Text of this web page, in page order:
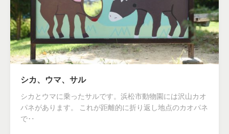
シカ、ウマ、サル
シカとウマに乗ったサルです。浜松市動物園には沢山カオ
パネがあります。 これが距離的に折り返し地点のカオパネ
で‥